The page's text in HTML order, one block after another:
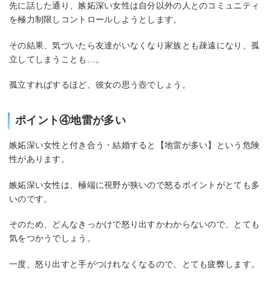
先に話した通り、嫉妬深い女性は自分以外の人とのコミュニティ
を極力制限しコントロールしようとします。
その結果、気づいたら友達がいなくなり家族とも疎遠になり、孤
立してしまうことも…。
孤立すればするほど、彼女の思う壺でしょう。
ポイント④地雷が多い
嫉妬深い女性と付き合う・結婚すると【地雷が多い】という危険
性があります。
嫉妬深い女性は、極端に視野が狭いので怒るポイントがとても多
いのです。
そのため、どんなきっかけで怒り出すかわからないので、とても
気をつかうでしょう。
一度、怒り出すと手がつけれなくなるので、とても疲弊します。